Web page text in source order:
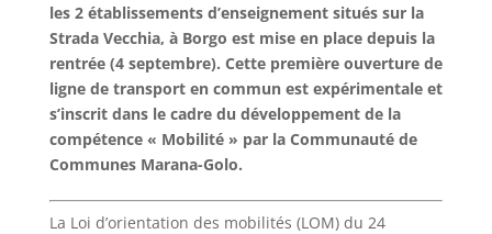
les 2 établissements d’enseignement situés sur la
Strada Vecchia, à Borgo est mise en place depuis la
rentrée (4 septembre). Cette première ouverture de
ligne de transport en commun est expérimentale et
s’inscrit dans le cadre du développement de la
compétence « Mobilité » par la Communauté de
Communes Marana-Golo.
La Loi d’orientation des mobilités (LOM) du 24